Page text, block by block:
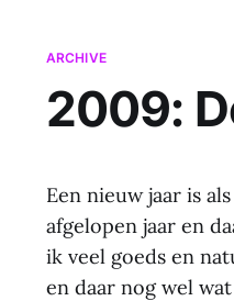
ARCHIVE
2009:
Een nieuw jaar is
afgelopen jaar en
ik veel goeds en
en daar nog wel